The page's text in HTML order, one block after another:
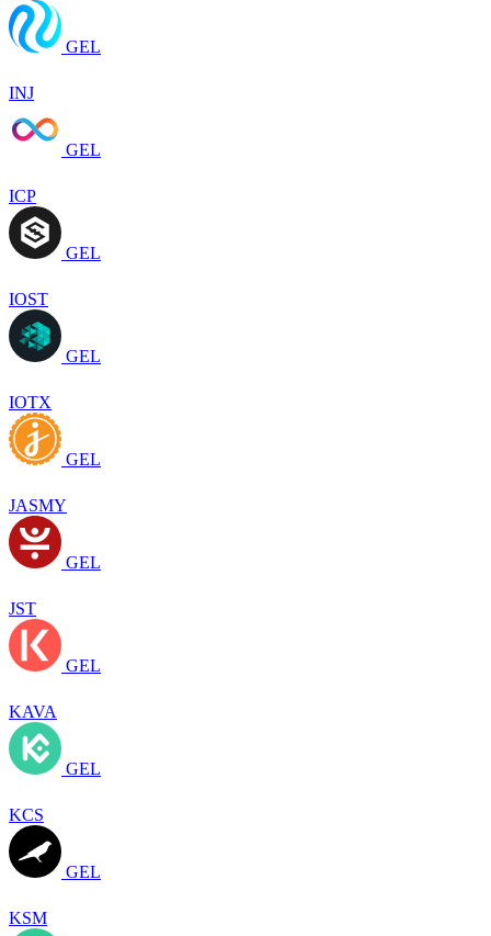
GEL
INJ
GEL
ICP
GEL
IOST
GEL
IOTX
GEL
JASMY
GEL
JST
GEL
KAVA
GEL
KCS
GEL
KSM